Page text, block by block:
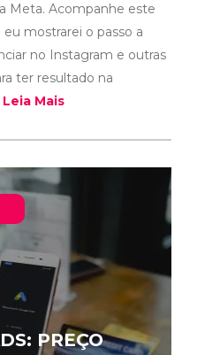
Meta. Acompanhe este
mostrarei o passo a
no Instagram e outras
ter resultado na
Leia Mais
PREÇO